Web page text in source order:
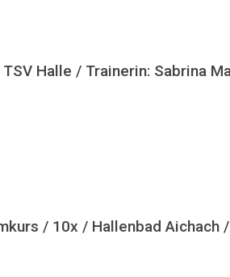
Halle / Trainerin: Sabrina
/ 10x / Hallenbad Aichach